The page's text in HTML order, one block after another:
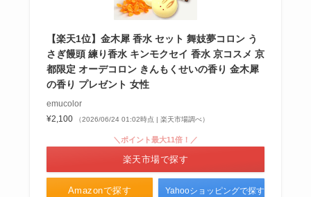
【楽天1位】金木犀 香水 セット 舞妓夢コロン う
さぎ饅頭 練り香水 キンモクセイ 香水 京コスメ 京
都限定 オーデコロン きんもくせいの香り 金木犀
の香り プレゼント 女性
emucolor
¥2,100
（2026/06/24 01:02時点 | 楽天市場調べ）
Amazonで探す
＼ポイント最大11倍！／
楽天市場で探す
Yahooショッピングで探す